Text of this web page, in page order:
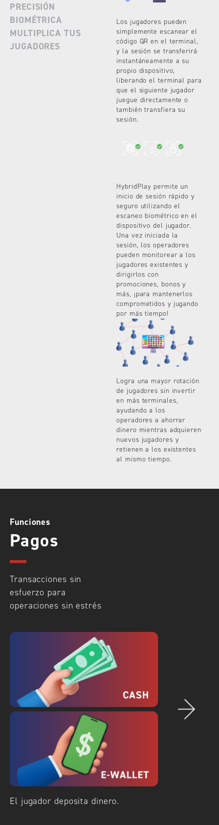
PRECISIÓN
BIOMÉTRICA
MULTIPLICA TUS
JUGADORES
Los jugadores pueden
simplemente escanear el
código QR en el terminal,
y la sesión se transferirá
instantáneamente a su
propio dispositivo,
liberando el terminal para
que el siguiente jugador
juegue directamente o
también transfiera su
sesión.
HybridPlay permite un
inicio de sesión rápido y
seguro utilizando el
escaneo biométrico en el
dispositivo del jugador.
Una vez iniciada la
sesión, los operadores
pueden monitorear a los
jugadores existentes y
dirigirlos con
promociones, bonos y
más, ¡para mantenerlos
comprometidos y jugando
por más tiempo!
Logra una mayor rotación
de jugadores sin invertir
en más terminales,
ayudando a los
operadores a ahorrar
dinero mientras adquieren
nuevos jugadores y
retienen a los existentes
al mismo tiempo.
Funciones
Pagos
Transacciones sin
esfuerzo para
operaciones sin estrés
El jugador deposita dinero.